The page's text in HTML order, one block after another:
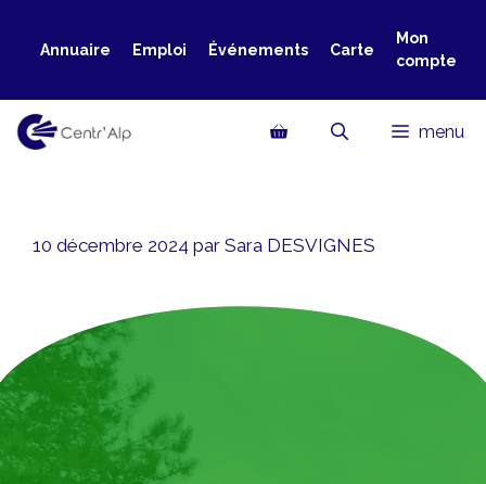
Annuaire Emploi Événements Carte
Mon
compte
menu
10 décembre 2024 par Sara DESVIGNES